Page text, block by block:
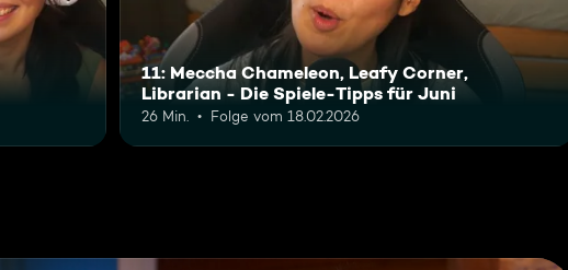
11: Meccha Chameleon, Leafy Corner,
Librarian - Die Spiele-Tipps für Juni
26 Min. Folge vom 18.02.2026